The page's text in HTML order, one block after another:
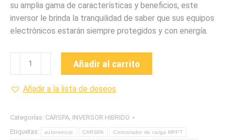
su amplia gama de características y beneficios, este
inversor le brinda la tranquilidad de saber que sus equipos
electrónicos estarán siempre protegidos y con energía.
MKS1K
Hibrido
aislados
1K
Añadir al carrito
Añadir a la lista de deseos
Categorías: CARSPA, INVERSOR HIBRIDO
Etiquetas:
autoreinicio CARSPA Controlador de carga MPPT